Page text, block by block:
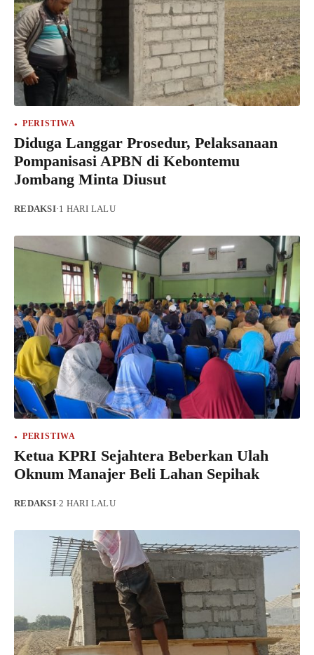
PERISTIWA
Diduga Langgar Prosedur, Pelaksanaan
Pompanisasi APBN di Kebontemu
Jombang Minta Diusut
REDAKSI·1 HARI LALU
PERISTIWA
Ketua KPRI Sejahtera Beberkan Ulah
Oknum Manajer Beli Lahan Sepihak
REDAKSI·2 HARI LALU